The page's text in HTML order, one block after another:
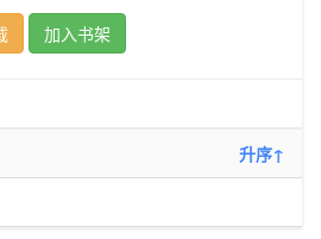
加入书架
升序↑